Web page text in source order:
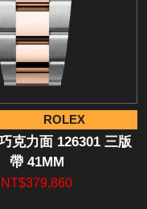
ROLEX
克力面 126301 三版
帶 41MM
NT$379,860